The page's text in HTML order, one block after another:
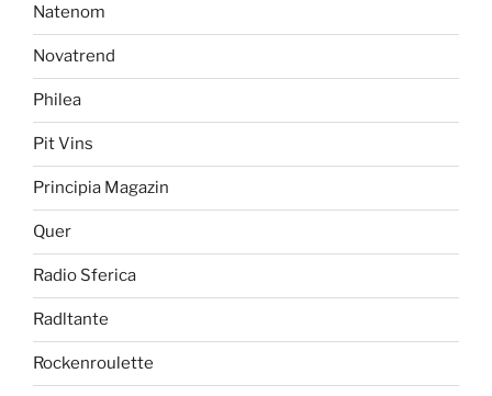
Natenom
Novatrend
Philea
Pit Vins
Principia Magazin
Quer
Radio Sferica
Radltante
Rockenroulette